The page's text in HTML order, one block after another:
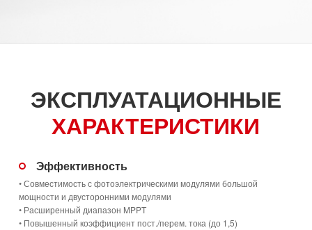
ЭКСПЛУАТАЦИОННЫЕ
ХАРАКТЕРИСТИКИ
Эффективность
• Совместимость с фотоэлектрическими модулями большой
мощности и двусторонними модулями
• Расширенный диапазон MPPT
• Повышенный коэффициент пост./перем. тока (до 1,5)